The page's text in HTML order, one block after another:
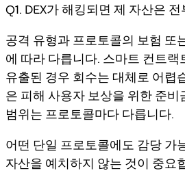
Q1. DEX가 해킹되면 제 자산은
공격 유형과 프로토콜의 보험 또
에 따라 다릅니다. 스마트 컨트랙
유출된 경우 회수는 대체로 어렵
은 피해 사용자 보상을 위한 준
범위는 프로토콜마다 다릅니다.
어떤 단일 프로토콜에도 감당 가
자산을 예치하지 않는 것이 중요